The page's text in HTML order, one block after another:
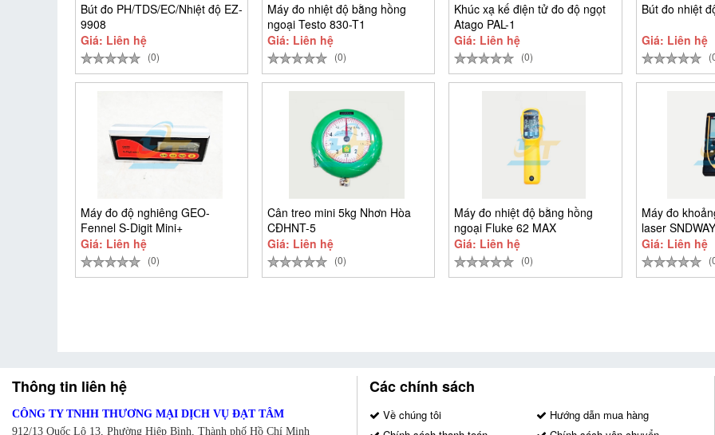
Bút đo PH/TDS/EC/Nhiệt độ EZ-
9908
Giá: Liên hệ
(0)
Máy đo nhiệt độ bằng hồng
ngoại Testo 830-T1
Giá: Liên hệ
(0)
Khúc xạ kế điện tử đo độ ngọt
Atago PAL-1
Giá: Liên hệ
(0)
Bút đo nhiệt
Giá: Liên hệ
Máy đo độ nghiêng GEO-
Fennel S-Digit Mini+
Giá: Liên hệ
(0)
Cân treo mini 5kg Nhơn Hòa
CĐHNT-5
Giá: Liên hệ
(0)
Máy đo nhiệt độ bằng hồng
ngoại Fluke 62 MAX
Giá: Liên hệ
(0)
Máy đo
laser
Giá: Liên hệ
Thông tin liên hệ
CÔNG TY TNHH THƯƠNG MẠI DỊCH VỤ ĐẠT TÂM
912/13 Quốc Lộ 13, Phường Hiệp Bình, Thành phố Hồ Chí Minh
Các chính sách
Về chúng tôi
Hướng dẫn mua hàng